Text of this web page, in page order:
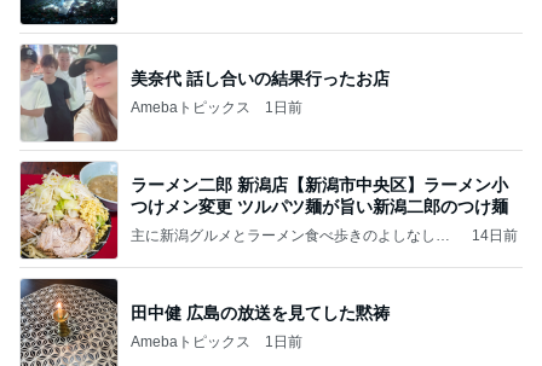
美奈代 話し合いの結果行ったお店
Amebaトピックス 1日前
ラーメン二郎 新潟店【新潟市中央区】ラーメン小
つけメン変更 ツルパツ麺が旨い新潟二郎のつけ麺
主に新潟グルメとラーメン食べ歩きのよしなしご
14日前
田中健 広島の放送を見てした黙祷
Amebaトピックス 1日前